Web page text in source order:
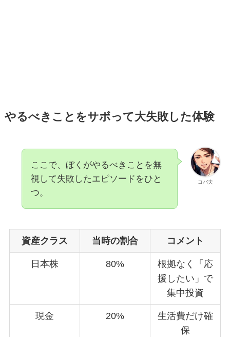
やるべきことをサボって大失敗した体験
コバ夫
ここで、ぼくがやるべきことを無
視して失敗したエピソードをひと
つ。
資産クラス 当時の割合 コメント
日本株 80%
根拠なく「応
援したい」で
集中投資
現金 20%
生活費だけ確
保